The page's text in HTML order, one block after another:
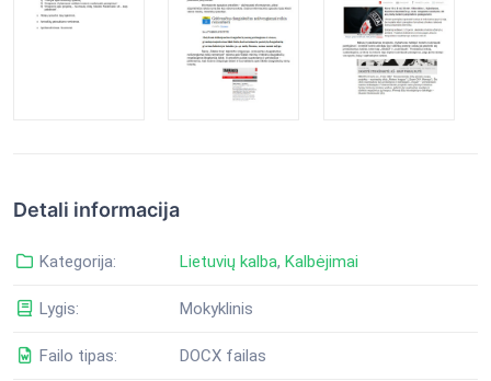
Detali informacija
Kategorija: Lietuvių kalba, Kalbėjimai
Lygis: Mokyklinis
Failo tipas: DOCX failas